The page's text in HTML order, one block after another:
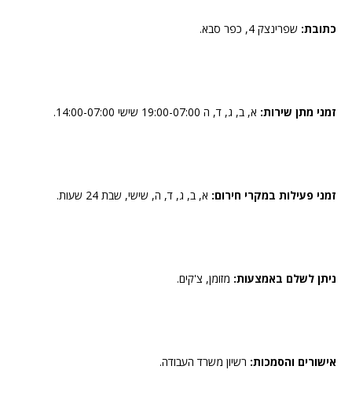
כתובת: שפרינצק 4, כפר סבא.
זמני מתן שירות: א, ב, ג, ד, ה 19:00-07:00 שישי 14:00-07:00.
זמני פעילות במקרי חירום: א, ב, ג, ד, ה, שישי, שבת 24 שעות.
ניתן לשלם באמצעות: מזומן, צ'קים.
אישורים והסמכות: רשיון משרד העבודה.